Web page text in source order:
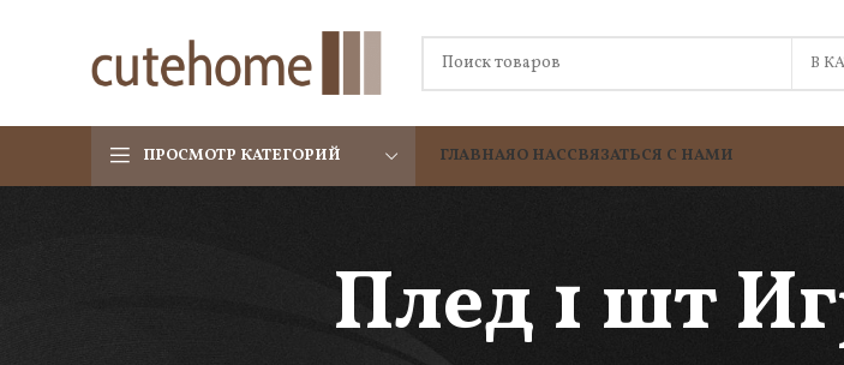
В
ПРОСМОТР КАТЕГОРИЙ ГЛАВНАЯО НАССВЯЗАТЬСЯ С НАМИ
Плед 1 шт